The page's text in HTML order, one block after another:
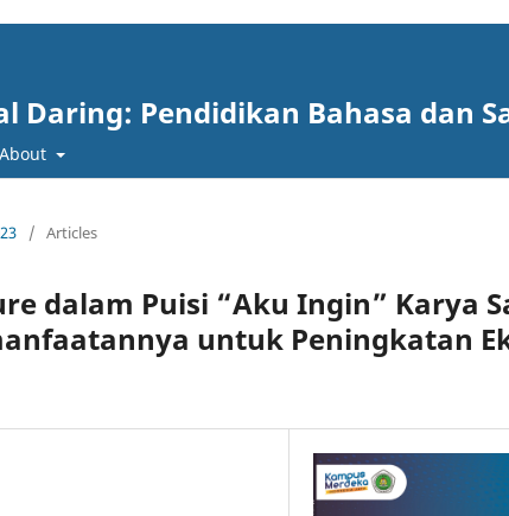
Daring: Pendidikan Bahasa dan
About
/ Articles
dalam Puisi “Aku Ingin” Karya
untuk Peningkatan